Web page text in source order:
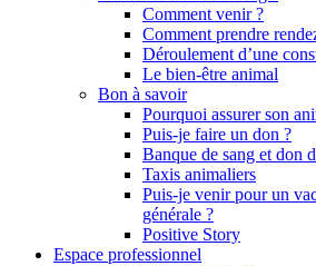
Comment venir ?
Comment prendre
Déroulement d’une
Le bien-être animal
Bon à savoir
Pourquoi assurer son
Puis-je faire un don ?
Banque de sang et don
Taxis animaliers
Puis-je venir pour un
générale ?
Positive Story
Espace professionnel